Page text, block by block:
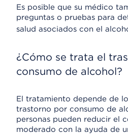
Es posible que su médico
preguntas o pruebas para
salud asociados con el
¿Cómo se trata el
consumo de alcohol?
El tratamiento depende de
trastorno por consumo de
personas pueden reducir el
moderado con la ayuda de